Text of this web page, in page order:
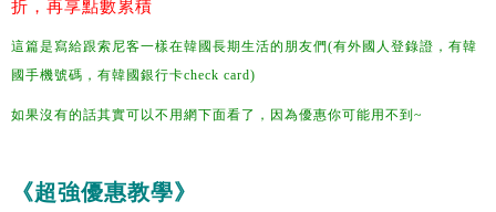
折，再享點數累積
這篇是寫給跟索尼客一樣在韓國長期生活的朋友們(有外國人登錄證，有韓
國手機號碼，有韓國銀行卡check card)
如果沒有的話其實可以不用網下面看了，因為優惠你可能用不到~
《超強優惠教學》